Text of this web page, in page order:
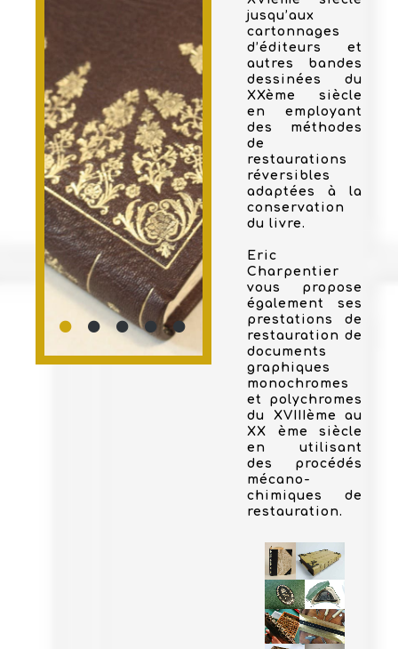
jusqu’aux
cartonnages
d’éditeurs et
autres bandes
dessinées du
XXème siècle
en employant
des méthodes
de
restaurations
réversibles
adaptées à la
conservation
du livre.
Eric
Charpentier
vous propose
également ses
prestations de
restauration de
documents
graphiques
monochromes
et polychromes
du XVIIIème au
XX ème siècle
en utilisant
des procédés
mécano-
chimiques de
restauration.